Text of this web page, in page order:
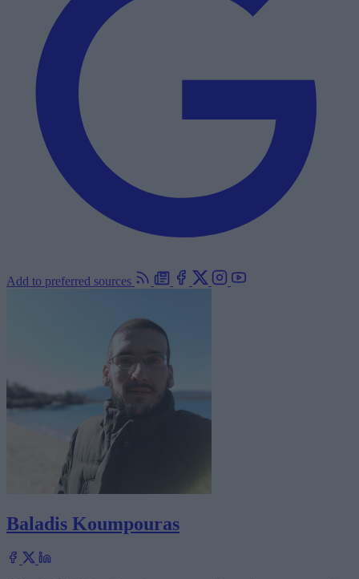
Add to preferred sources
Baladis Koumpouras